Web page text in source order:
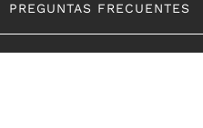
PREGUNTAS FRECUENTES